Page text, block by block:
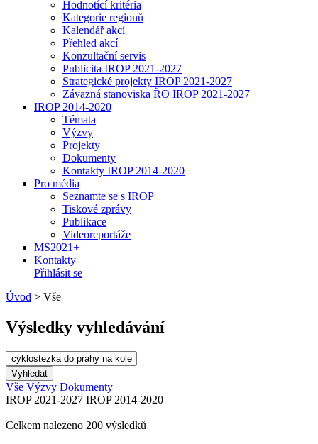
Hodnotící kritéria
Kategorie regionů
Kalendář akcí
Přehled akcí
Konzultační servis
Publicita IROP 2021-2027
Strategické projekty IROP 2021-2027
Závazná stanoviska ŘO IROP 2021-2027
IROP 2014-2020
Témata
Výzvy
Projekty
Dokumenty
Kontakty IROP 2014-2020
Pro média
Seznamte se s IROP
Tiskové zprávy
Publikace
Videoreportáže
MS2021+
Kontakty
Přihlásit se
Úvod > Vše
Výsledky vyhledávání
Vše Výzvy Dokumenty
IROP 2021-2027 IROP 2014-2020
Celkem nalezeno 200 výsledků